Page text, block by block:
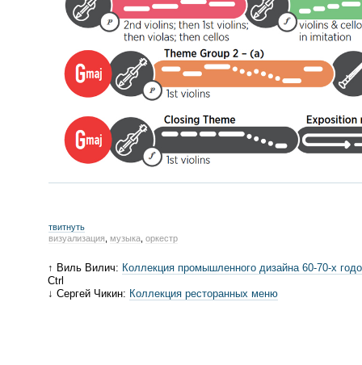
твитнуть
визуализация музыка оркестр
↑ Виль Вилич: Коллекция промышленного дизайна 60-70-х
Ctrl
↓ Сергей Чикин: Коллекция ресторанных меню